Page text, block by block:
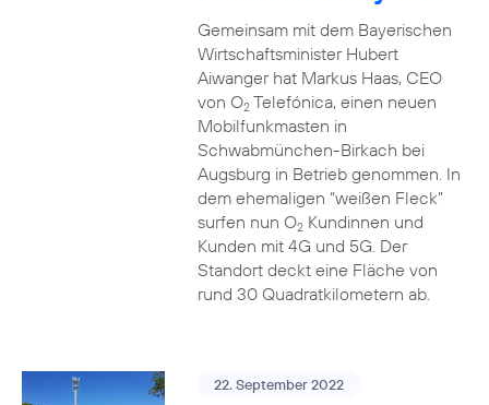
Gemeinsam mit dem Bayerischen
Wirtschaftsminister Hubert
Aiwanger hat Markus Haas, CEO
von O2Telefónica, einen neuen
Mobilfunkmasten in
Schwabmünchen-Birkach bei
Augsburg in Betrieb genommen. In
dem ehemaligen “weißen Fleck”
surfen nun O2Kundinnen und
Kunden mit 4G und 5G. Der
Standort deckt eine Fläche von
rund 30 Quadratkilometern ab.
22. September 2022